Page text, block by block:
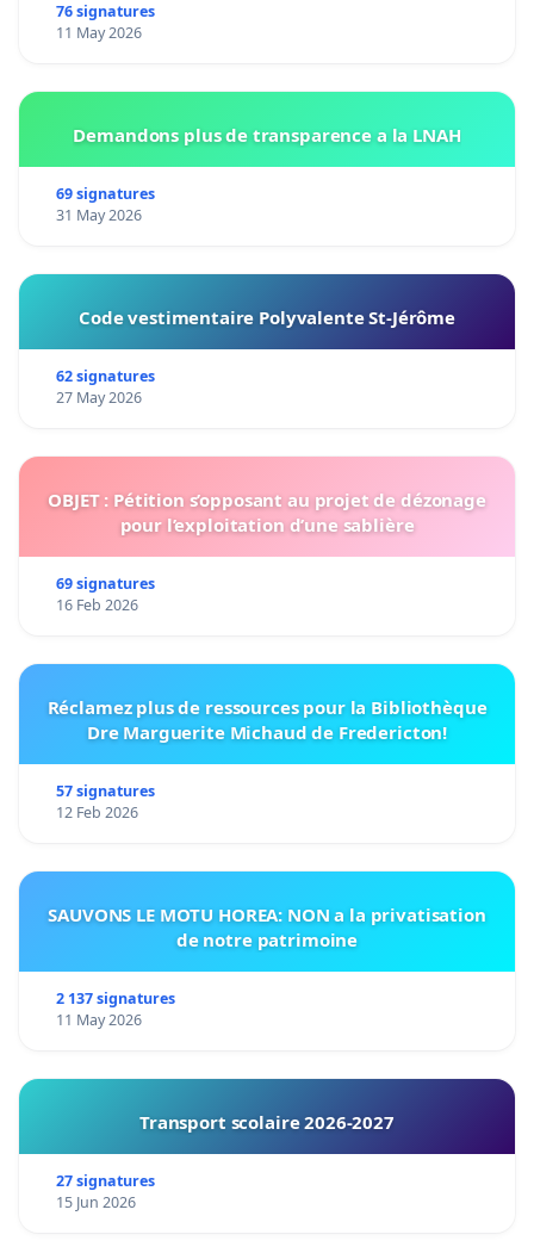
76 signatures
11 May 2026
Demandons plus de transparence a la LNAH
69 signatures
31 May 2026
Code vestimentaire Polyvalente St-Jérôme
62 signatures
27 May 2026
OBJET : Pétition s’opposant au projet de dézonage
pour l’exploitation d’une sablière
69 signatures
16 Feb 2026
Réclamez plus de ressources pour la Bibliothèque
Dre Marguerite Michaud de Fredericton!
57 signatures
12 Feb 2026
SAUVONS LE MOTU HOREA: NON a la privatisation
de notre patrimoine
2 137 signatures
11 May 2026
Transport scolaire 2026-2027
27 signatures
15 Jun 2026